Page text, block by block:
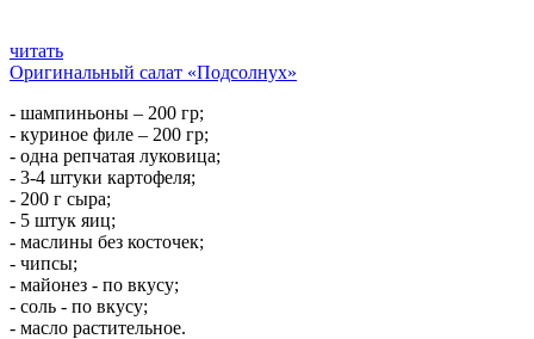
читать
Оригинальный салат «Подсолнух»
- шампиньоны – 200 гр;
- куриное филе – 200 гр;
- одна репчатая луковица;
- 3-4 штуки картофеля;
- 200 г сыра;
- 5 штук яиц;
- маслины без косточек;
- чипсы;
- майонез - по вкусу;
- соль - по вкусу;
- масло растительное.